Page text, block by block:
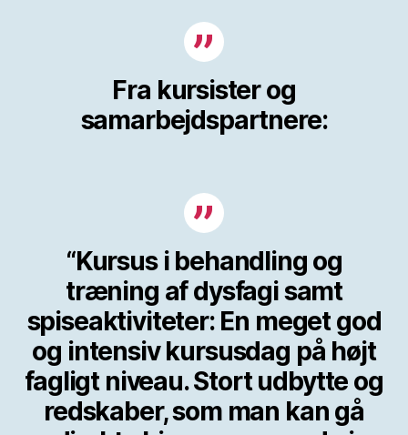
Fra kursister og
samarbejdspartnere:
“Kursus i behandling og
træning af dysfagi samt
spiseaktiviteter: En meget god
og intensiv kursusdag på højt
fagligt niveau. Stort udbytte og
redskaber, som man kan gå